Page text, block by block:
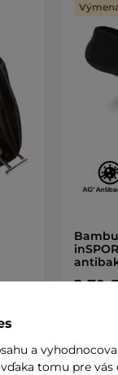
3,70 €
a
tomu pre vás